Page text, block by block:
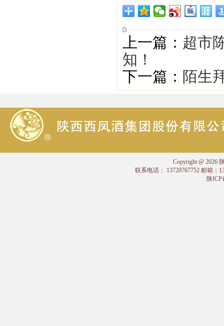
上一篇： 超市
知！
下一篇： 陌生
Copyright @ 2026
联系电话： 13720767752 邮箱：
陕ICP